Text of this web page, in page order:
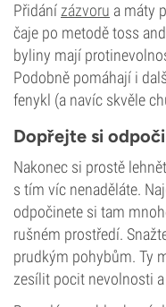
Přidání zázvoru a máty
čaje po metodě toss
byliny mají
Podobně pomáhají i
fenykl (a navíc skvěle
Dopřejte si
Nakonec si prostě
s tím víc nenaděláte.
odpočinete si tam
rušném prostředí.
prudkým pohybům. Ty
zesílit pocit nevolnosti